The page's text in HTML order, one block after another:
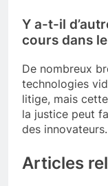
Y a-t-il
cours dans
De nombreux
technologies
litige, mais
la justice peut
des innovateurs.
Articles